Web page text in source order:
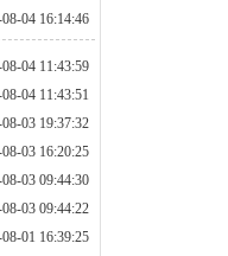
04 16:14:46
04 11:43:59
04 11:43:51
03 19:37:32
03 16:20:25
03 09:44:30
03 09:44:22
01 16:39:25